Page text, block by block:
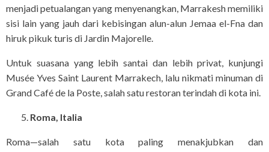
menjadi petualangan yang menyenangkan, Marrakesh memiliki
sisi lain yang jauh dari kebisingan alun-alun Jemaa el-Fna dan
hiruk pikuk turis di Jardin Majorelle.
Untuk suasana yang lebih santai dan lebih privat, kunjungi
Musée Yves Saint Laurent Marrakech, lalu nikmati minuman di
Grand Café de la Poste, salah satu restoran terindah di kota ini.
Roma, Italia
Roma—salah satu kota paling menakjubkan dan